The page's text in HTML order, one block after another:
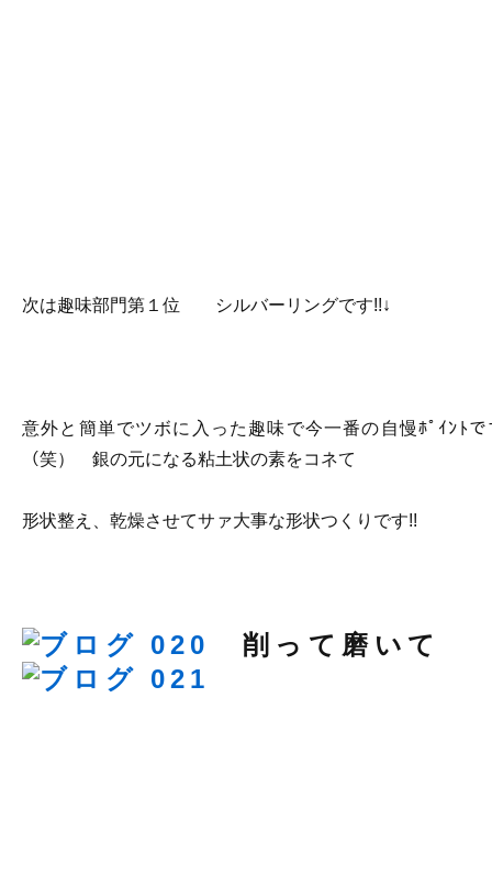
次は趣味部門第１位 シルバーリングです!!↓
意外と簡単でツボに入った趣味で今一番の自慢ﾎﾟｲﾝﾄで
（笑） 銀の元になる粘土状の素をコネて
形状整え、乾燥させてサァ大事な形状つくりです!!
削って磨い